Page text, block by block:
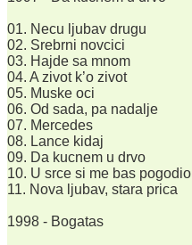
01. Necu ljubav drugu
02. Srebrni novcici
03. Hajde sa mnom
04. A zivot k’o zivot
05. Muske oci
06. Od sada, pa nadalje
07. Mercedes
08. Lance kidaj
09. Da kucnem u drvo
10. U srce si me bas pogodio
11. Nova ljubav, stara prica
1998 - Bogatas